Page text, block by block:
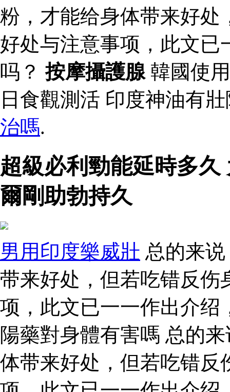
粉，才能给身体带来好处
好处与注意事项，此文已
吗？按摩攝護腺韓國使
日食觀測活 印度神油有
治嗎.
超級必利勁能延時多
爾剛助勃持久
男用印度樂威壯 总的来
带来好处，但若吃错反伤
项，此文已一一作出介绍
陽藥對身體有害嗎 总的
体带来好处，但若吃错反